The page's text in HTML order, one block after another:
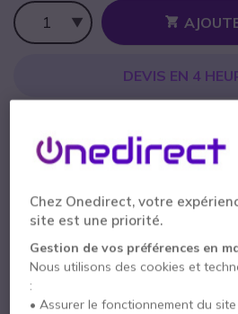
Qté
DEVIS EN 4
Compris dans ce pack :
x1
3M Peltor - CH-3
tête
x1 Peltor 3M Câble
Chez Onedirect, votre
site est une priorité.
Gestion de vos préférences en
Nous utilisons des cookies et
:
• Assurer le fonctionnement du